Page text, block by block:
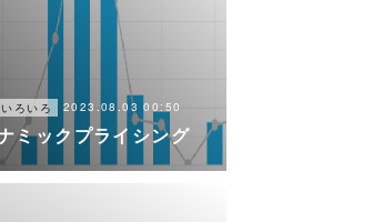
ろいろ 2023.08.03 00:50
ミックプライシング